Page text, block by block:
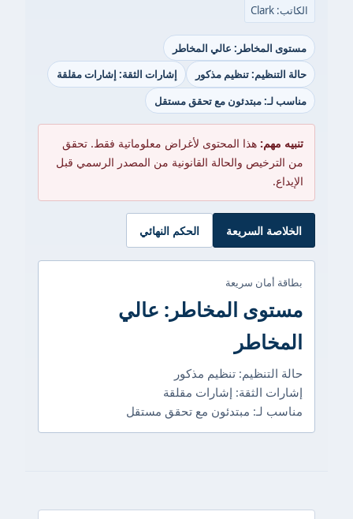
الكاتب: Clark
مستوى المخاطر: عالي المخاطر
حالة التنظيم: تنظيم مذكور
إشارات الثقة: إشارات مقلقة
مناسب لـ: مبتدئون مع تحقق مستقل
تنبيه مهم: هذا المحتوى لأغراض معلوماتية فقط. تحقق
من الترخيص والحالة القانونية من المصدر الرسمي قبل
الإيداع.
الخلاصة السريعة الحكم النهائي
بطاقة أمان سريعة
مستوى المخاطر: عالي
المخاطر
حالة التنظيم: تنظيم مذكور
إشارات الثقة: إشارات مقلقة
مناسب لـ: مبتدئون مع تحقق مستقل